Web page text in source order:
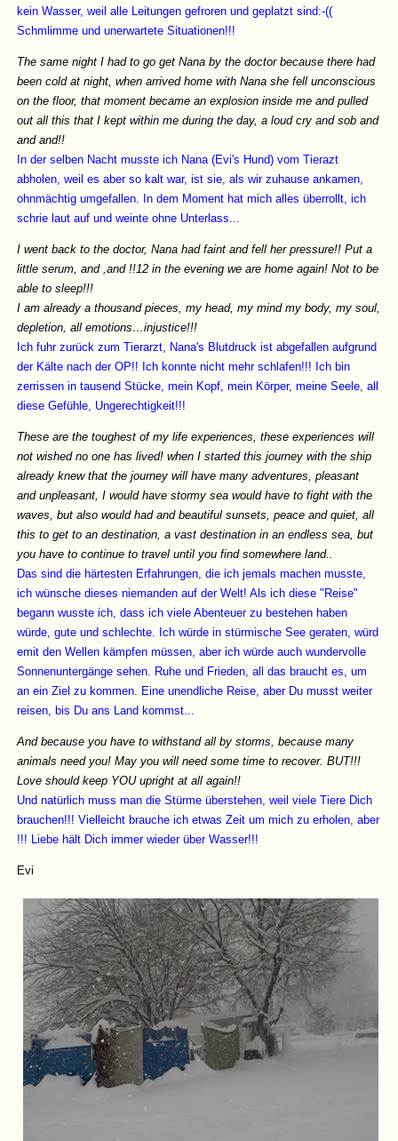
kein Wasser, weil alle Leitungen gefroren und geplatzt sind:-((
Schmlimme und unerwartete Situationen!!!
The same night I had to go get Nana by the doctor because there had
been cold at night, when arrived home with Nana she fell unconscious
on the floor, that moment became an explosion inside me and pulled
out all this that I kept within me during the day, a loud cry and sob and
and and!!
In der selben Nacht musste ich Nana (Evi's Hund) vom Tierazt
abholen, weil es aber so kalt war, ist sie, als wir zuhause ankamen,
ohnmächtig umgefallen. In dem Moment hat mich alles überrollt, ich
schrie laut auf und weinte ohne Unterlass...
I went back to the doctor, Nana had faint and fell her pressure!! Put a
little serum, and ,and !!12 in the evening we are home again! Not to be
able to sleep!!!
I am already a thousand pieces, my head, my mind my body, my soul,
depletion, all emotions…injustice!!!
Ich fuhr zurück zum Tierarzt, Nana's Blutdruck ist abgefallen aufgrund
der Kälte nach der OP!! Ich konnte nicht mehr schlafen!!! Ich bin
zerrissen in tausend Stücke, mein Kopf, mein Körper, meine Seele, all
diese Gefühle, Ungerechtigkeit!!!
These are the toughest of my life experiences, these experiences will
not wished no one has lived! when I started this journey with the ship
already knew that the journey will have many adventures, pleasant
and unpleasant, I would have stormy sea would have to fight with the
waves, but also would had and beautiful sunsets, peace and quiet, all
this to get to an destination, a vast destination in an endless sea, but
you have to continue to travel until you find somewhere land..
Das sind die härtesten Erfahrungen, die ich jemals machen musste,
ich wünsche dieses niemanden auf der Welt! Als ich diese "Reise"
begann wusste ich, dass ich viele Abenteuer zu bestehen haben
würde, gute und schlechte. Ich würde in stürmische See geraten, würd
emit den Wellen kämpfen müssen, aber ich würde auch wundervolle
Sonnenuntergänge sehen. Ruhe und Frieden, all das braucht es, um
an ein Ziel zu kommen. Eine unendliche Reise, aber Du musst weiter
reisen, bis Du ans Land kommst...
And because you have to withstand all by storms, because many
animals need you! May you will need some time to recover. BUT!!!
Love should keep YOU upright at all again!!
Und natürlich muss man die Stürme überstehen, weil viele Tiere Dich
brauchen!!! Vielleicht brauche ich etwas Zeit um mich zu erholen, aber
!!! Liebe hält Dich immer wieder über Wasser!!!
Evi